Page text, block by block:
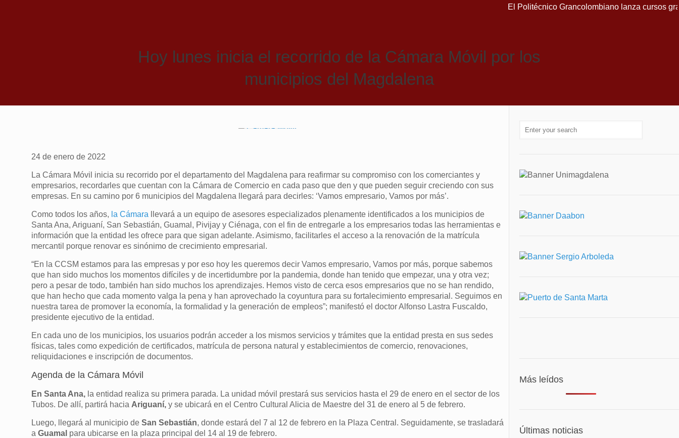
El Politécnico Grancolombiano lanza cursos
Hoy lunes inicia el recorrido de la Cámara Móvil por los
municipios del Magdalena
24 de enero de 2022
La Cámara Móvil inicia su recorrido por el departamento del Magdalena para reafirmar su compromiso con los comerciantes y
empresarios, recordarles que cuentan con la Cámara de Comercio en cada paso que den y que pueden seguir creciendo con sus
empresas. En su camino por 6 municipios del Magdalena llegará para decirles: ‘Vamos empresario, Vamos por más’.
Como todos los años, la Cámara llevará a un equipo de asesores especializados plenamente identificados a los municipios de
Santa Ana, Ariguaní, San Sebastián, Guamal, Pivijay y Ciénaga, con el fin de entregarle a los empresarios todas las herramientas e
información que la entidad les ofrece para que sigan adelante. Asimismo, facilitarles el acceso a la renovación de la matrícula
mercantil porque renovar es sinónimo de crecimiento empresarial.
“En la CCSM estamos para las empresas y por eso hoy les queremos decir Vamos empresario, Vamos por más, porque sabemos
que han sido muchos los momentos difíciles y de incertidumbre por la pandemia, donde han tenido que empezar, una y otra vez;
pero a pesar de todo, también han sido muchos los aprendizajes. Hemos visto de cerca esos empresarios que no se han rendido,
que han hecho que cada momento valga la pena y han aprovechado la coyuntura para su fortalecimiento empresarial. Seguimos en
nuestra tarea de promover la economía, la formalidad y la generación de empleos”; manifestó el doctor Alfonso Lastra Fuscaldo,
presidente ejecutivo de la entidad.
En cada uno de los municipios, los usuarios podrán acceder a los mismos servicios y trámites que la entidad presta en sus sedes
físicas, tales como expedición de certificados, matrícula de persona natural y establecimientos de comercio, renovaciones,
reliquidaciones e inscripción de documentos.
Agenda de la Cámara Móvil
En Santa Ana, la entidad realiza su primera parada. La unidad móvil prestará sus servicios hasta el 29 de enero en el sector de los
Tubos. De allí, partirá hacia Ariguaní, y se ubicará en el Centro Cultural Alicia de Maestre del 31 de enero al 5 de febrero.
Luego, llegará al municipio de San Sebastián, donde estará del 7 al 12 de febrero en la Plaza Central. Seguidamente, se trasladará
a Guamal para ubicarse en la plaza principal del 14 al 19 de febrero.
Más leídos
Últimas noticias